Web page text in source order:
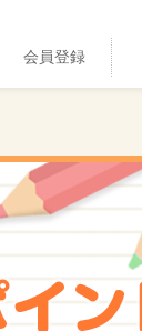
会員登録